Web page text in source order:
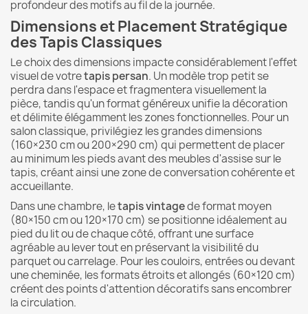
profondeur des motifs au fil de la journée.
Dimensions et Placement Stratégique
des Tapis Classiques
Le choix des dimensions impacte considérablement l'effet
visuel de votretapis persan. Un modèle trop petit se
perdra dans l'espace et fragmentera visuellement la
pièce, tandis qu'un format généreux unifie la décoration
et délimite élégamment les zones fonctionnelles. Pour un
salon classique, privilégiez les grandes dimensions
(160×230 cm ou 200×290 cm) qui permettent de placer
au minimum les pieds avant des meubles d'assise sur le
tapis, créant ainsi une zone de conversation cohérente et
accueillante.
Dans une chambre, letapis vintagede format moyen
(80×150 cm ou 120×170 cm) se positionne idéalement au
pied du lit ou de chaque côté, offrant une surface
agréable au lever tout en préservant la visibilité du
parquet ou carrelage. Pour les couloirs, entrées ou devant
une cheminée, les formats étroits et allongés (60×120 cm)
créent des points d'attention décoratifs sans encombrer
la circulation.